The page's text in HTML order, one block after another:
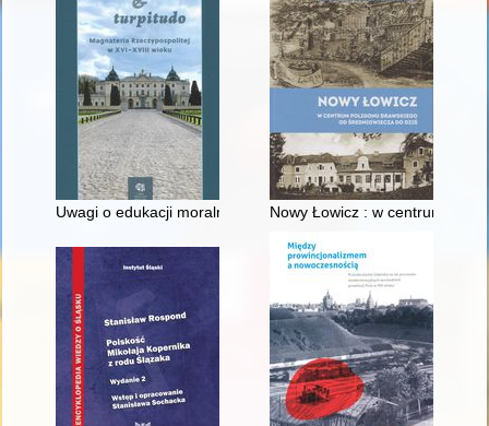
Uwagi o edukacji moralnej synów szlacheckich w XVI-
Nowy Łowicz : w centrum